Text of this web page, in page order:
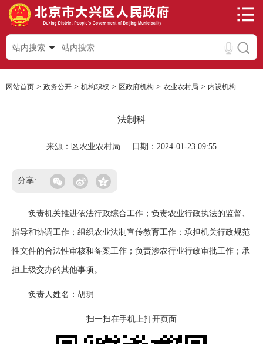
站内搜索
网站首页 > 政务公开 > 机构职权 > 区政府机构 > 农业农村局 > 内设机构
法制科
来源：区农业农村局 日期：2024-01-23 09:55
分享:
负责机关推进依法行政综合工作；负责农业行政执法的监督、
指导和协调工作；组织农业法制宣传教育工作；承担机关行政规范
性文件的合法性审核和备案工作；负责涉农行业行政审批工作；承
担上级交办的其他事项。
负责人姓名：胡玥
扫一扫在手机上打开页面